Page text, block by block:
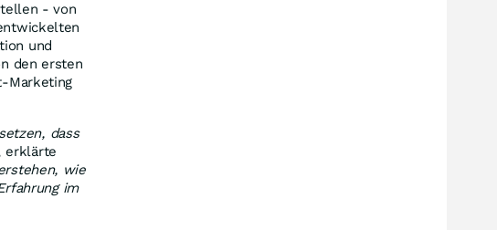
- von
und
den ersten
Marketing
dass
erklärte
wie
im